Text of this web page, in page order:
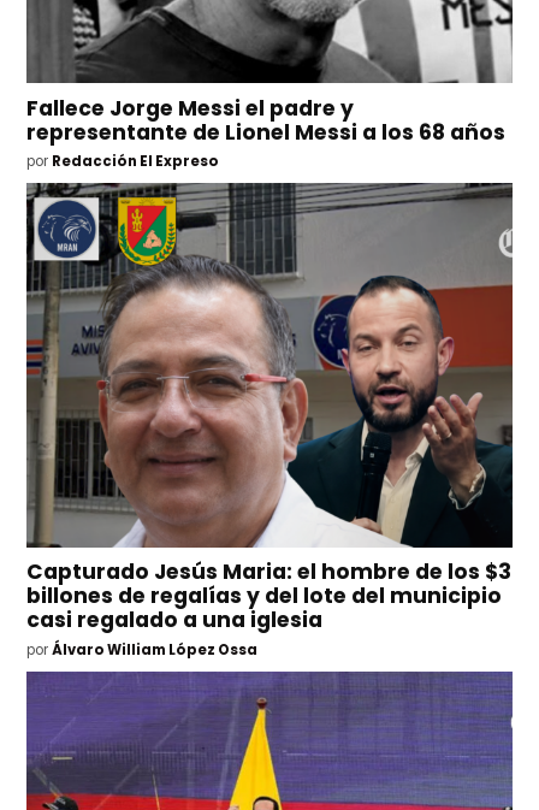
Fallece Jorge Messi el padre y
representante de Lionel Messi a los 68 años
por Redacción El Expreso
Capturado Jesús Maria: el hombre de los $3
billones de regalías y del lote del municipio
casi regalado a una iglesia
por Álvaro William López Ossa